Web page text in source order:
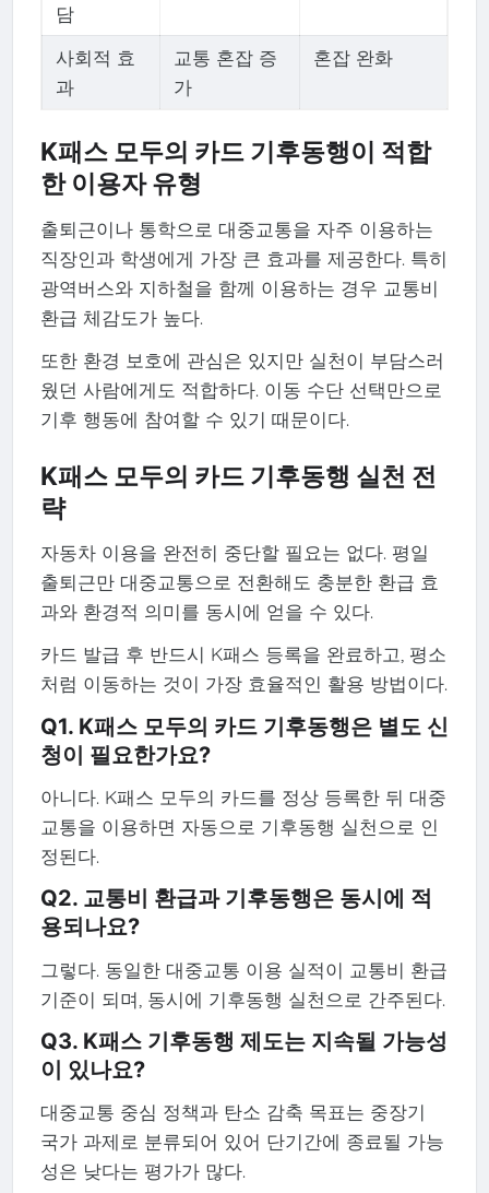
담
사회적 효
과
교통 혼잡 증
가
혼잡 완화
K패스 모두의 카드 기후동행이 적합
한 이용자 유형
출퇴근이나 통학으로 대중교통을 자주 이용하는
직장인과 학생에게 가장 큰 효과를 제공한다. 특히
광역버스와 지하철을 함께 이용하는 경우 교통비
환급 체감도가 높다.
또한 환경 보호에 관심은 있지만 실천이 부담스러
웠던 사람에게도 적합하다. 이동 수단 선택만으로
기후 행동에 참여할 수 있기 때문이다.
K패스 모두의 카드 기후동행 실천 전
략
자동차 이용을 완전히 중단할 필요는 없다. 평일
출퇴근만 대중교통으로 전환해도 충분한 환급 효
과와 환경적 의미를 동시에 얻을 수 있다.
카드 발급 후 반드시 K패스 등록을 완료하고, 평소
처럼 이동하는 것이 가장 효율적인 활용 방법이다.
Q1. K패스 모두의 카드 기후동행은 별도 신
청이 필요한가요?
아니다. K패스 모두의 카드를 정상 등록한 뒤 대중
교통을 이용하면 자동으로 기후동행 실천으로 인
정된다.
Q2. 교통비 환급과 기후동행은 동시에 적
용되나요?
그렇다. 동일한 대중교통 이용 실적이 교통비 환급
기준이 되며, 동시에 기후동행 실천으로 간주된다.
Q3. K패스 기후동행 제도는 지속될 가능성
이 있나요?
대중교통 중심 정책과 탄소 감축 목표는 중장기
국가 과제로 분류되어 있어 단기간에 종료될 가능
성은 낮다는 평가가 많다.